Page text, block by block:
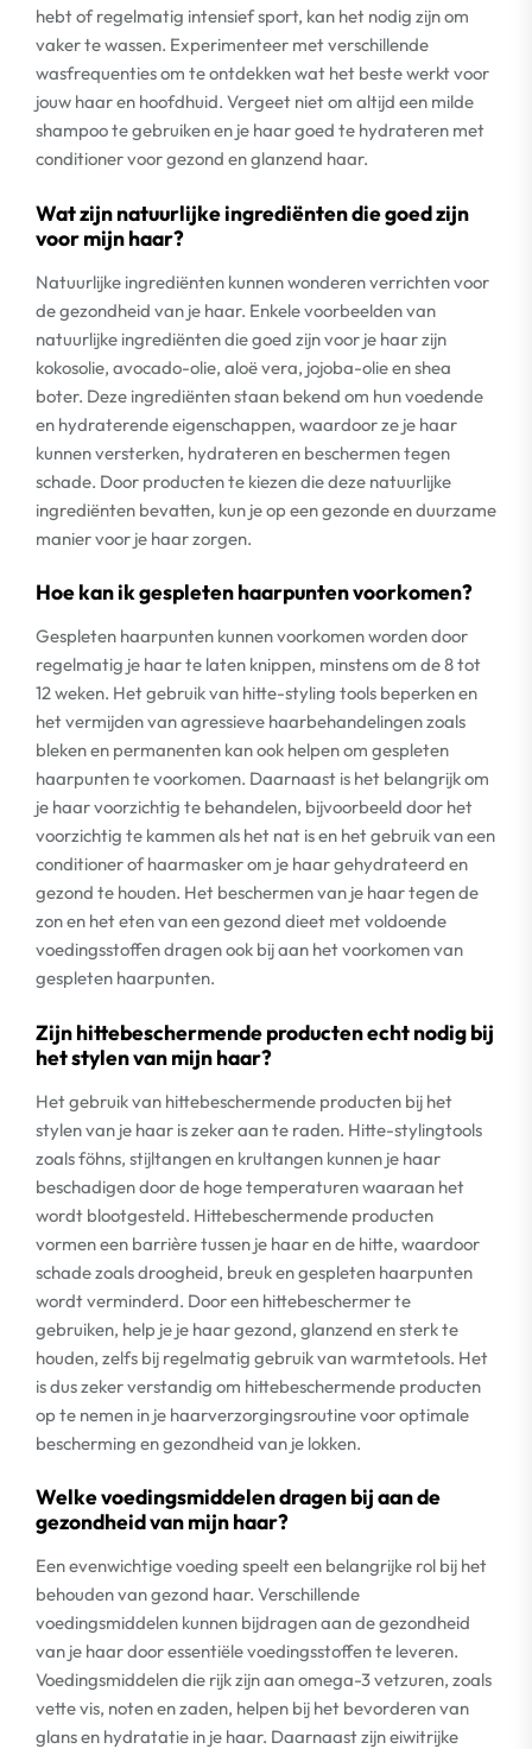
hebt of regelmatig intensief sport, kan het nodig zijn om
vaker te wassen. Experimenteer met verschillende
wasfrequenties om te ontdekken wat het beste werkt voor
jouw haar en hoofdhuid. Vergeet niet om altijd een milde
shampoo te gebruiken en je haar goed te hydrateren met
conditioner voor gezond en glanzend haar.
Wat zijn natuurlijke ingrediënten die goed zijn
voor mijn haar?
Natuurlijke ingrediënten kunnen wonderen verrichten voor
de gezondheid van je haar. Enkele voorbeelden van
natuurlijke ingrediënten die goed zijn voor je haar zijn
kokosolie, avocado-olie, aloë vera, jojoba-olie en shea
boter. Deze ingrediënten staan bekend om hun voedende
en hydraterende eigenschappen, waardoor ze je haar
kunnen versterken, hydrateren en beschermen tegen
schade. Door producten te kiezen die deze natuurlijke
ingrediënten bevatten, kun je op een gezonde en duurzame
manier voor je haar zorgen.
Hoe kan ik gespleten haarpunten voorkomen?
Gespleten haarpunten kunnen voorkomen worden door
regelmatig je haar te laten knippen, minstens om de 8 tot
12 weken. Het gebruik van hitte-styling tools beperken en
het vermijden van agressieve haarbehandelingen zoals
bleken en permanenten kan ook helpen om gespleten
haarpunten te voorkomen. Daarnaast is het belangrijk om
je haar voorzichtig te behandelen, bijvoorbeeld door het
voorzichtig te kammen als het nat is en het gebruik van een
conditioner of haarmasker om je haar gehydrateerd en
gezond te houden. Het beschermen van je haar tegen de
zon en het eten van een gezond dieet met voldoende
voedingsstoffen dragen ook bij aan het voorkomen van
gespleten haarpunten.
Zijn hittebeschermende producten echt nodig bij
het stylen van mijn haar?
Het gebruik van hittebeschermende producten bij het
stylen van je haar is zeker aan te raden. Hitte-stylingtools
zoals föhns, stijltangen en krultangen kunnen je haar
beschadigen door de hoge temperaturen waaraan het
wordt blootgesteld. Hittebeschermende producten
vormen een barrière tussen je haar en de hitte, waardoor
schade zoals droogheid, breuk en gespleten haarpunten
wordt verminderd. Door een hittebeschermer te
gebruiken, help je je haar gezond, glanzend en sterk te
houden, zelfs bij regelmatig gebruik van warmtetools. Het
is dus zeker verstandig om hittebeschermende producten
op te nemen in je haarverzorgingsroutine voor optimale
bescherming en gezondheid van je lokken.
Welke voedingsmiddelen dragen bij aan de
gezondheid van mijn haar?
Een evenwichtige voeding speelt een belangrijke rol bij het
behouden van gezond haar. Verschillende
voedingsmiddelen kunnen bijdragen aan de gezondheid
van je haar door essentiële voedingsstoffen te leveren.
Voedingsmiddelen die rijk zijn aan omega-3 vetzuren, zoals
vette vis, noten en zaden, helpen bij het bevorderen van
glans en hydratatie in je haar. Daarnaast zijn eiwitrijke